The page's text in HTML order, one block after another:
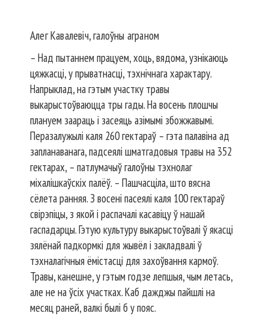
Алег Кавалевіч, галоўны аграном
– Над пытаннем працуем, хоць, вядома, узнікаюць
цяжкасці, у прыватнасці, тэхнічнага характару.
Напрыклад, на гэтым участку травы
выкарыстоўваюцца тры гады. На восень плошчы
плануем заараць і засеяць азімымі збожжавымі.
Перазалужылі каля 260 гектараў – гэта палавіна ад
запланаванага, падсеялі шматгадовыя травы на 352
гектарах, – патлумачыў галоўны тэхнолаг
міхалішкаўскіх палёў. – Пашчасціла, што вясна
сёлета ранняя. З восені пасеялі каля 100 гектараў
свірэпіцы, з якой і распачалі касавіцу ў нашай
гаспадарцы. Гэтую культуру выкарыстоўвалі ў якасці
зялёнай падкормкі для жывёл і закладвалі ў
тэхналагічныя ёмістасці для захоўвання кармоў.
Травы, канешне, у гэтым годзе лепшыя, чым летась,
але не на ўсіх участках. Каб дажджы пайшлі на
месяц раней, валкі былі б у пояс.